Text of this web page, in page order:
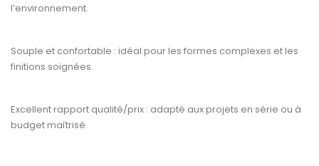
l’environnement.
Souple et confortable : idéal pour les formes complexes et les
finitions soignées.
Excellent rapport qualité/prix : adapté aux projets en série ou à
budget maîtrisé.